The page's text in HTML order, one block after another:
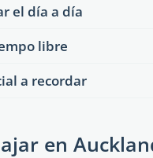
el día a día
libre
a recordar
en